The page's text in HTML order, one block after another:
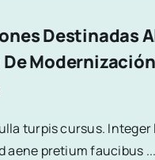
Destinadas
turpis cursus. Integer
aene pretium faucibus ...